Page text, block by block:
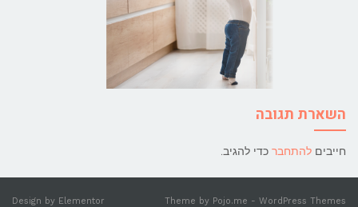
השארת תגובה
חייבים להתחבר כדי להגיב.
Theme by Pojo.me - WordPress Themes
Design by Elementor